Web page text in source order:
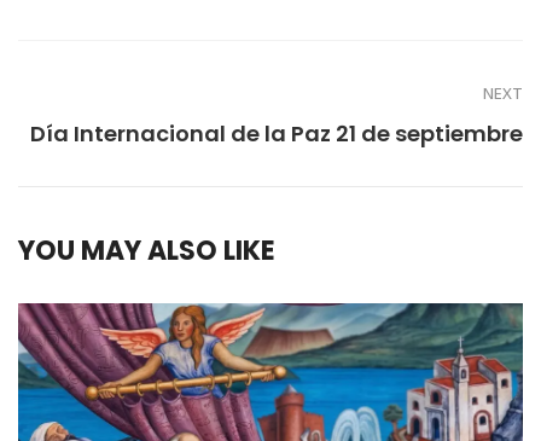
NEXT
Día Internacional de la Paz 21 de septiembre
YOU MAY ALSO LIKE